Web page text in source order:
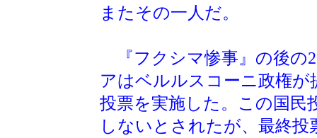
またその一人だ。
『フクシマ惨事』の後の
アはベルルスコーニ政権が
投票を実施した。この国民
しないとされたが、最終投